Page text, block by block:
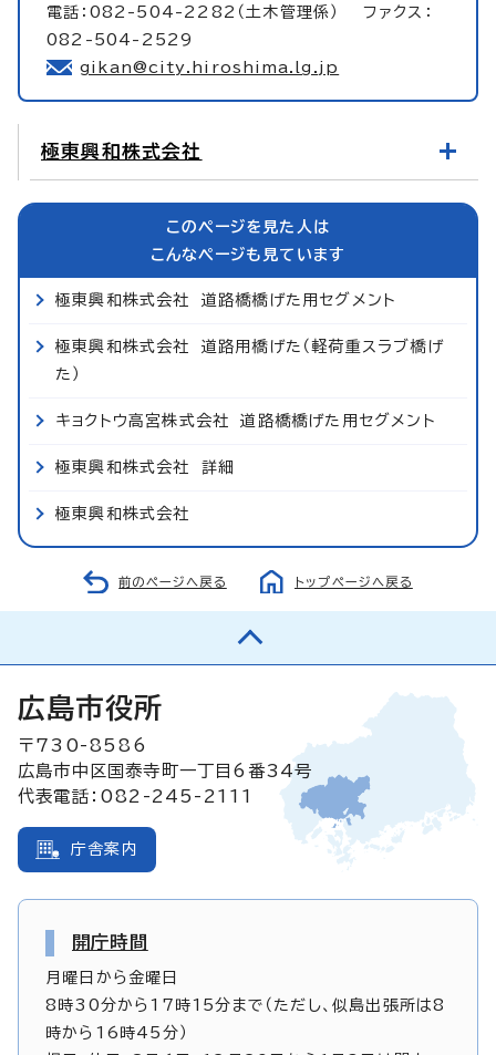
電話：082-504-2282（土木管理係） ファクス：
082-504-2529
gikan@city.hiroshima.lg.jp
極東興和株式会社
このページを見た人は
こんなページも見ています
極東興和株式会社 道路橋橋げた用セグメント
極東興和株式会社 道路用橋げた（軽荷重スラブ橋げ
た）
キョクトウ高宮株式会社 道路橋橋げた用セグメント
極東興和株式会社 詳細
極東興和株式会社
前のページへ戻る トップページへ戻る
広島市役所
〒730-8586
広島市中区国泰寺町一丁目6番34号
代表電話：082-245-2111
庁舎案内
開庁時間
月曜日から金曜日
8時30分から17時15分まで（ただし、似島出張所は8
時から16時45分）